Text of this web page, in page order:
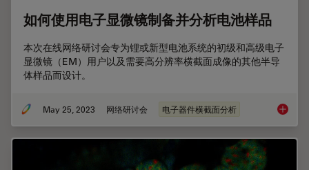
如何使用电子显微镜制备并分析电池样品
本次在线网络研讨会专为锂或新型电池系统的初级和高级电子
显微镜（EM）用户以及需要高分辨率横截面成像的其他半导
体样品而设计。
May 25, 2023 网络研讨会 电子器件横截面分析 如何使